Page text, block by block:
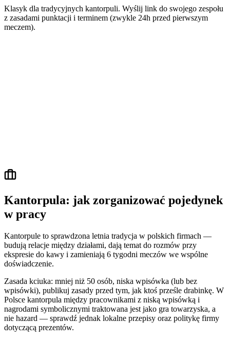
Klasyk dla tradycyjnych kantorpuli. Wyślij link do swojego zespołu
z zasadami punktacji i terminem (zwykle 24h przed pierwszym
meczem).
Kantorpula: jak zorganizować pojedynek
w pracy
Kantorpule to sprawdzona letnia tradycja w polskich firmach —
budują relacje między działami, dają temat do rozmów przy
ekspresie do kawy i zamieniają 6 tygodni meczów we wspólne
doświadczenie.
Zasada kciuka: mniej niż 50 osób, niska wpisówka (lub bez
wpisówki), publikuj zasady przed tym, jak ktoś prześle drabinkę. W
Polsce kantorpula między pracownikami z niską wpisówką i
nagrodami symbolicznymi traktowana jest jako gra towarzyska, a
nie hazard — sprawdź jednak lokalne przepisy oraz politykę firmy
dotyczącą prezentów.